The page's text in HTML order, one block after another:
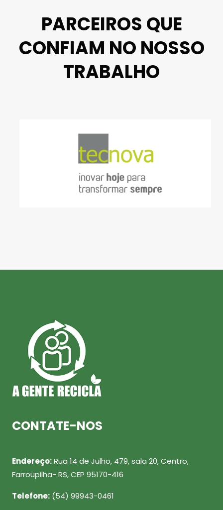
PARCEIROS QUE
CONFIAM NO NOSSO
TRABALHO
CONTATE-NOS
Endereço:Rua 14 de Julho, 479, sala 20, Centro,
Farroupilha- RS, CEP 95170-416
Telefone: (54) 99943-0461